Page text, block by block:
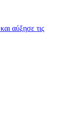
αύξησε τις